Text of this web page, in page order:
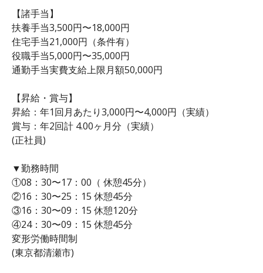
【諸手当】
扶養手当3,500円〜18,000円
住宅手当21,000円（条件有）
役職手当5,000円〜35,000円
通勤手当実費支給上限月額50,000円
【昇給・賞与】
昇給：年1回月あたり3,000円〜4,000円（実績）
賞与：年2回計 4.00ヶ月分（実績）
(正社員)
▼勤務時間
①08：30〜17：00（ 休憩45分）
②16：30〜25：15 休憩45分
③16：30〜09：15 休憩120分
④24：30〜09：15 休憩45分
変形労働時間制
(東京都清瀬市)